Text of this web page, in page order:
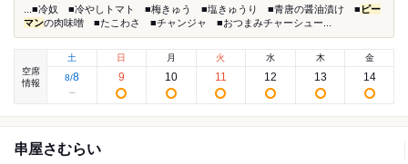
...■冷奴 ■冷やしトマト ■梅きゅう ■塩きゅうり ■青唐の醤油漬け ■ ピー
マンの肉味噌 ■たこわさ ■チャンジャ ■おつまみチャーシュー...
空席
情報
土
8/8
日
9
月
10
火
11
水
12
木
13
金
14
串屋さむらい